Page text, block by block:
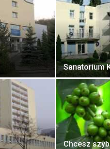
Sanatorium
Chcesz